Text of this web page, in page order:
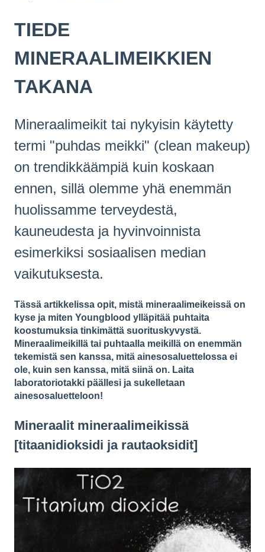
TIEDE
MINERAALIMEIKKIEN
TAKANA
Mineraalimeikit tai nykyisin käytetty
termi "puhdas meikki" (clean makeup)
on trendikkäämpiä kuin koskaan
ennen, sillä olemme yhä enemmän
huolissamme terveydestä,
kauneudesta ja hyvinvoinnista
esimerkiksi sosiaalisen median
vaikutuksesta.
Tässä artikkelissa opit, mistä mineraalimeikeissä on
kyse ja miten Youngblood ylläpitää puhtaita
koostumuksia tinkimättä suorituskyvystä.
Mineraalimeikillä tai puhtaalla meikillä on enemmän
tekemistä sen kanssa, mitä ainesosaluettelossa ei
ole, kuin sen kanssa, mitä siinä on. Laita
laboratoriotakki päällesi ja sukelletaan
ainesosaluetteloon!
Mineraalit mineraalimeikissä
[titaanidioksidi ja rautaoksidit]